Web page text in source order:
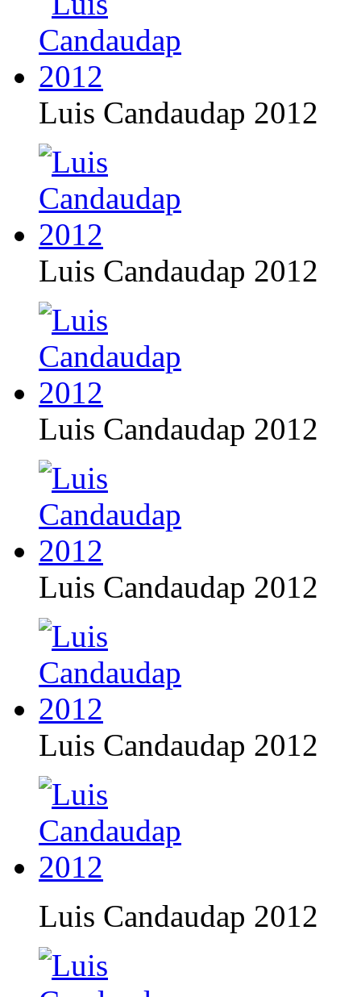
Luis Candaudap 2012
Luis Candaudap 2012
Luis Candaudap 2012
Luis Candaudap 2012
Luis Candaudap 2012
Luis Candaudap 2012